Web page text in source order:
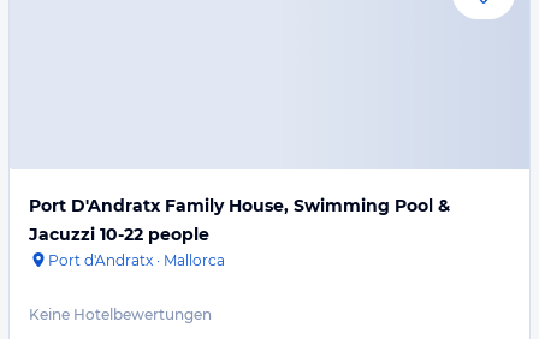
Port D'Andratx Family House, Swimming Pool &
Jacuzzi 10-22 people
Port d'Andratx · Mallorca
Keine Hotelbewertungen